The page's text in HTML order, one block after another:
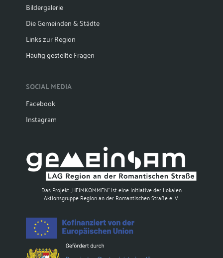
Bildergalerie
Die Gemeinden & Städte
Links zur Region
Häufig gestellte Fragen
SOCIAL MEDIA
Facebook
Instagram
Das Projekt „HEIMKOMMEN“ ist eine Initiative der Lokalen
Aktionsgruppe Region an der Romantischen Straße e. V.